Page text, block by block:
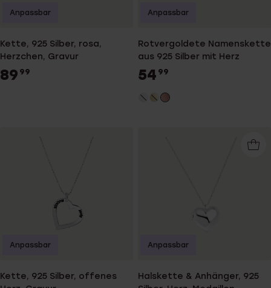
Kette, 925 Silber, rosa,
Herzchen, Gravur
89 99
Anpassbar
Rotvergoldete Namenskette
aus 925 Silber mit Herz
54 99
Anpassbar
Kette, 925 Silber, offenes
Anpassbar
Halskette & Anhänger, 925
Anpassbar